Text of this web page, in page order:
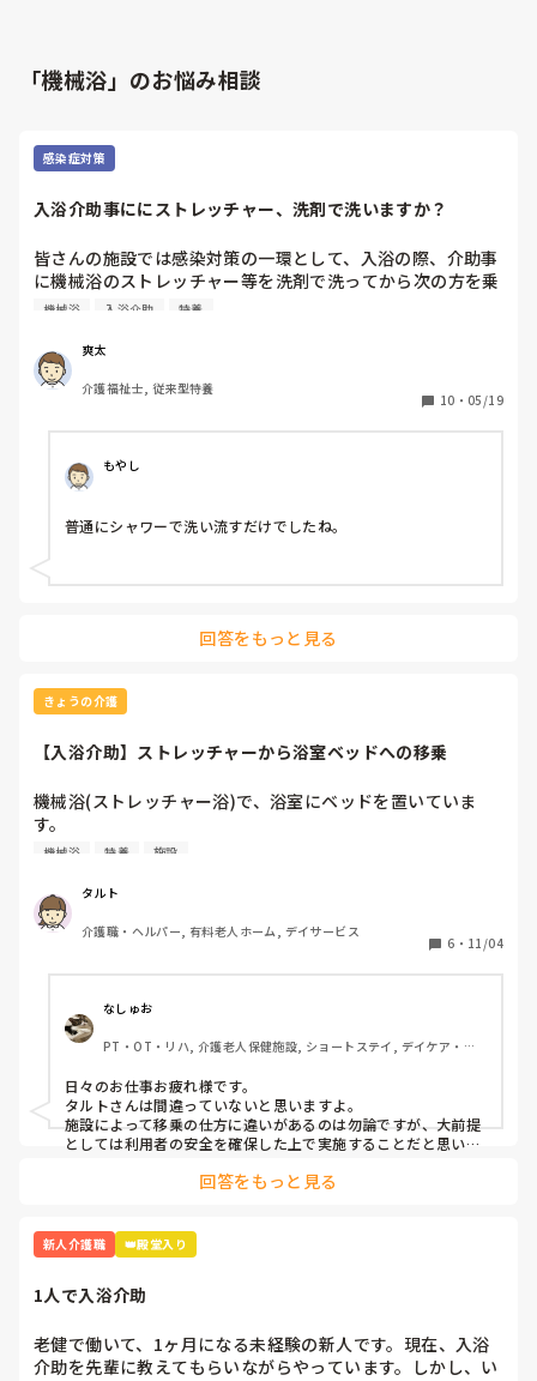
「機械浴」のお悩み相談
感染症対策
入浴介助事ににストレッチャー、洗剤で洗いますか？
皆さんの施設では感染対策の一環として、入浴の際、介助事
に機械浴のストレッチャー等を洗剤で洗ってから次の方を乗
せていますか？
た。
機械浴 入浴介助 特養
爽太
介護福祉士, 従来型特養
10 ・ 05/19
もやし
普通にシャワーで洗い流すだけでしたね。
回答をもっと見る
きょうの介護
【入浴介助】ストレッチャーから浴室ベッドへの移乗
機械浴(ストレッチャー浴)で、浴室にベッドを置いていま
す。
ストレッチャーからベッドに移乗の際、2人がかりで、利用
臥位状態にして数歩歩いてベッドに下ろすやり方の施設に単
発で行きました。
(ストレッチャーに乗る際は、立位が保てない方も、リクラ
す。)
以前も古い特養で単発で稼働した時、同様のやり方をしてい
てとても驚いたのと、私はその経験もなく、利用者も「怖
い！怖い！」と仰っていて自信がなかったので、私は遠慮さ
せていただきました。すると、介護技術の点数を下げられま
した😱
せるか、バスタオルの四隅を持って2人で移乗するやり方は
一般的ではないのでしょうか？
単発で稼働した他の特養や有料は、マットを滑らせるやり方
介護士は、腰をそらして担ぎ上げるので、腰の負担があるの
ではないかと思います。
機械浴 特養 施設
タルト
介護職・ヘルパー, 有料老人ホーム, デイサービス
6 ・ 11/04
なしゅお
PT・OT・リハ, 介護老人保健施設, ショートステイ, デイケア・通
日々のお仕事お疲れ様です。
タルトさんは間違っていないと思いますよ。
施設によって移乗の仕方に違いがあるのは勿論ですが、大前提
としては利用者の安全を確保した上で実施することだと思いま
するのは大事だと思います。 回答をもっと見る
新人介護職 👑殿堂入り
1人で入浴介助
老健で働いて、1ヶ月になる未経験の新人です。現在、入浴
介助を先輩に教えてもらいながらやっています。しかし、い